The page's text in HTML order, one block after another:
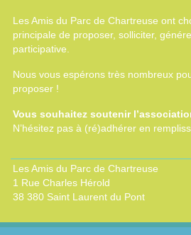
Les Amis du Parc de Chartreuse ont
principale de proposer, solliciter,
participative.
Nous vous espérons très nombreux
proposer !
Vous souhaitez soutenir
N’hésitez pas à (ré)adhérer en
Les Amis du Parc de Chartreuse
1 Rue Charles Hérold
38 380 Saint Laurent du Pont